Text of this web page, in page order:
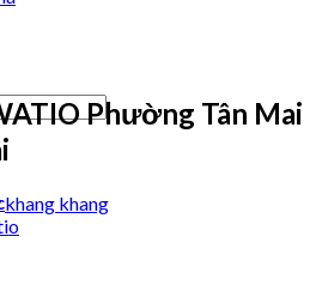
Phường Tân Mai
khang khang